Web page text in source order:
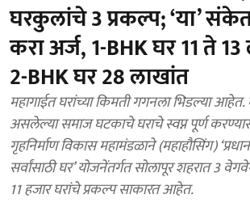
घरकुलांचे 3 प्रकल्प; ‘या’
करा अर्ज, 1-BHK घर 11 ते
2-BHK घर 28 लाखांत
महागाईत घरांच्या किमती गगनला भिडल्या आहेत.
असलेल्या समाज घटकाचे घराचे स्वप्न पूर्ण
गृहनिर्माण विकास महामंडळाने (महाहौसिंग)
सर्वांसाठी घर’ योजनेंतर्गत सोलापूर शहरात 3
11 हजार घरांचे प्रकल्प साकारत आहेत.